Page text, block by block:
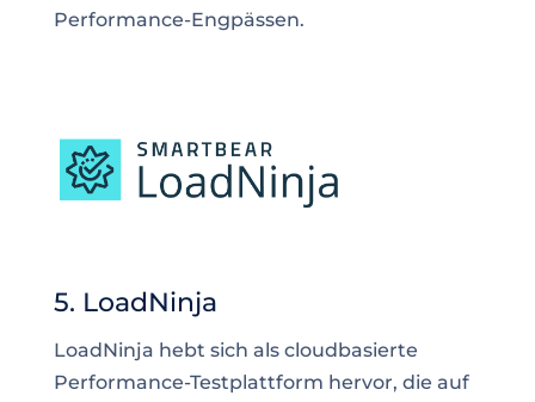
Performance-Engpässen.
5. LoadNinja
LoadNinja hebt sich als cloudbasierte
Performance-Testplattform hervor, die auf